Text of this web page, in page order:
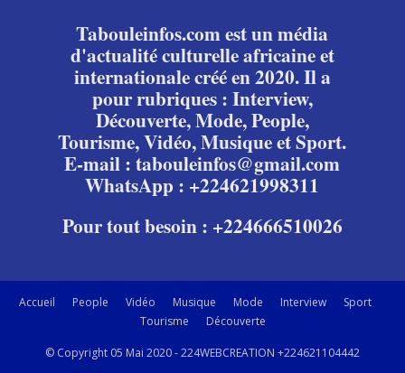
Tabouleinfos.com est un média
d'actualité culturelle africaine et
internationale créé en 2020. Il a
pour rubriques : Interview,
Découverte, Mode, People,
Tourisme, Vidéo, Musique et Sport.
E-mail : tabouleinfos@gmail.com
WhatsApp : +224621998311
Pour tout besoin : +224666510026
Accueil People Vidéo Musique Mode Interview
Sport
Tourisme
Découverte
© Copyright 05 Mai 2020 - 224WEBCREATION +224621104442